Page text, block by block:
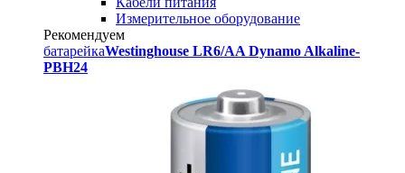
Измерительное оборудование
Рекомендуем
батарейкаWestinghouse LR6/AA Dynamo Alkaline-
PBH24